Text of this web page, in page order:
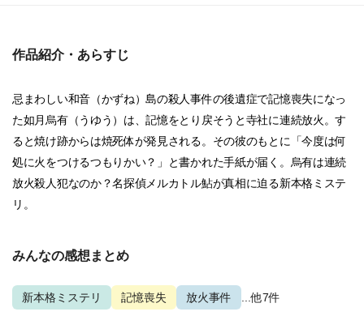
作品紹介・あらすじ
忌まわしい和音（かずね）島の殺人事件の後遺症で記憶喪失になっ
た如月烏有（うゆう）は、記憶をとり戻そうと寺社に連続放火。す
ると焼け跡からは焼死体が発見される。その彼のもとに「今度は何
処に火をつけるつもりかい？」と書かれた手紙が届く。烏有は連続
放火殺人犯なのか？名探偵メルカトル鮎が真相に迫る新本格ミステ
リ。
みんなの感想まとめ
新本格ミステリ 記憶喪失 放火事件 ...他7件